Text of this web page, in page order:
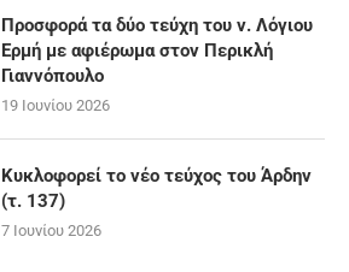
Προσφορά τα δύο τεύχη του ν. Λόγιου
Ερμή με αφιέρωμα στον Περικλή
Γιαννόπουλο
19 Ιουνίου 2026
Κυκλοφορεί το νέο τεύχος του Άρδην
(τ. 137)
7 Ιουνίου 2026